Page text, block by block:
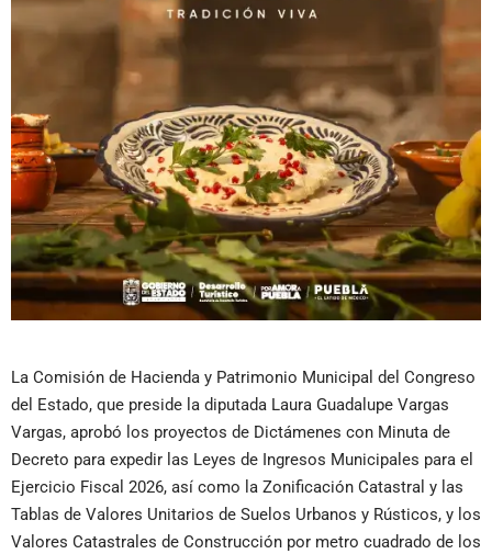
La Comisión de Hacienda y Patrimonio Municipal del Congreso
del Estado, que preside la diputada Laura Guadalupe Vargas
Vargas, aprobó los proyectos de Dictámenes con Minuta de
Decreto para expedir las Leyes de Ingresos Municipales para el
Ejercicio Fiscal 2026, así como la Zonificación Catastral y las
Tablas de Valores Unitarios de Suelos Urbanos y Rústicos, y los
Valores Catastrales de Construcción por metro cuadrado de los